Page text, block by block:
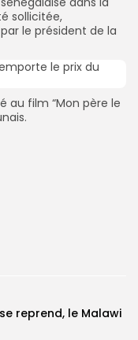
sollicitée,
le président de la
au film “Mon père le
reprend, le Malawi